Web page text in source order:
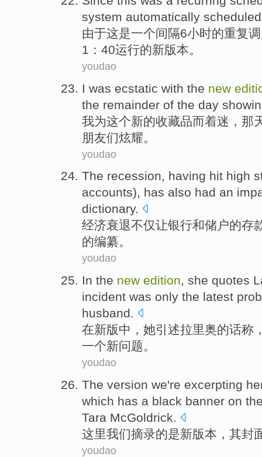
system automatically scheduled
由于这是一个间隔6小时的重复
1：40运行的新版本。
youdao
I was ecstatic with the new
the remainder of the day
我为这个新的收藏品而着迷， 那
朋友们炫耀。
youdao
The recession, having hit high
accounts), has also had an
dictionary.
经济衰退不仅让银行和储户的存
的编纂。
youdao
In the new edition, she quotes
incident was only the latest
husband.
在新版中， 她引述拉里奥的话称
一个新问题。
youdao
The version we're excerpting
which has a black banner on
Tara McGoldrick.
这里我们摘录的是新版本 ， 其封
youdao